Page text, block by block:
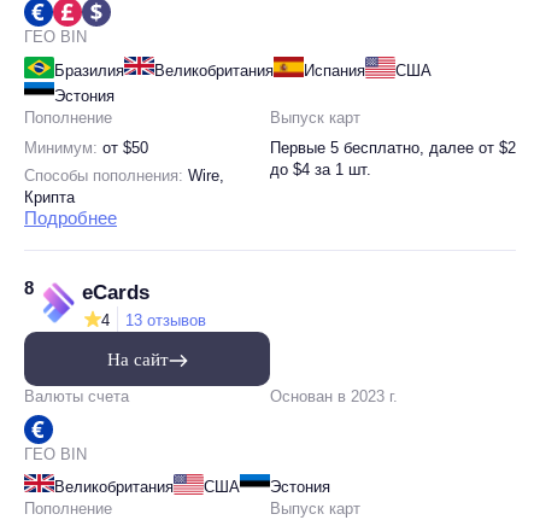
ГЕО BIN
Бразилия
Великобритания Испания
США
Эстония
Пополнение
Минимум: от $50
Способы пополнения: Wire,
Крипта
Выпуск карт
Первые 5 бесплатно, далее от $2
до $4 за 1 шт.
Подробнее
8 eCards
4 13 отзывов
На сайт
Валюты счета Основан в 2023 г.
ГЕО BIN
Великобритания
США
Эстония
Пополнение
Выпуск карт